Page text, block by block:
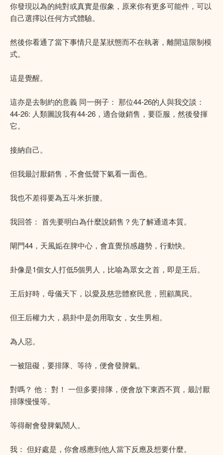
你發現以為的純對或真實是假象，原來你有更多可能件，可以
自己選擇以任何方式體驗。
然後你看通了當下事情只是某狀態而不在執著，離開這限制模
式。
這是覺醒。
這亦是去制約的意義 同一例子： 那位44-26的人與我交談：
44-26: 人類圖說我有44-26，適合做銷售，要臣服，然後發揮
它。
接納自己。
但我最討厭銷售，不會低聲下氣看一面色。
我也不差得要為五斗米折腰。
我回答： 首先要明白為什麼說銷售？先了解通道本質。
閘門44，天風姤在脾中心，會直覺預感趨勢，行動快。
卦像是1個女人打低5個男人，比喻為眾女之首，即是王后。
王后好時，母儀天下，以愛及慈悲體察民意，照顧萬民。
但王后權力大，易卦中是勿用取女，女生男相。
為人惡。
一被阻礙，要排隊、等待，便會發脾氣。
對嗎？ 他： 對！ 一但多要排隊，便會放下東西不買，最討厭
排隊慢慢等。
等得耐會發脾氣鬧人。
我： 但好處是，你會感應到他人當下反應及想要什麼。